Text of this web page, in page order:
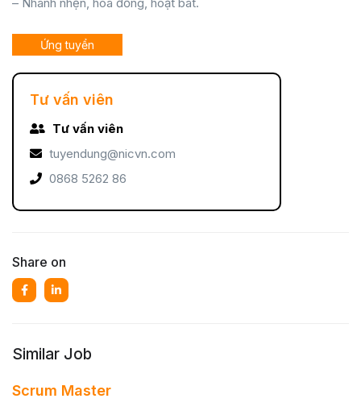
Ứng tuyển
Tư vấn viên
Tư vấn viên
tuyendung@nicvn.com
0868 5262 86
Share on
Similar Job
Scrum Master